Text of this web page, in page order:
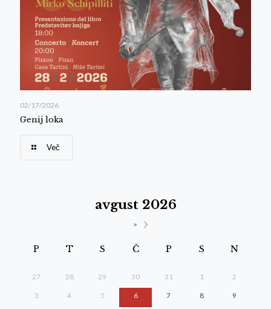
02/17/2026
Genij loka
Več
avgust 2026
>
P T S Č P S N
27 28 29 30 31 1 2
3 4 5 6 7 8 9